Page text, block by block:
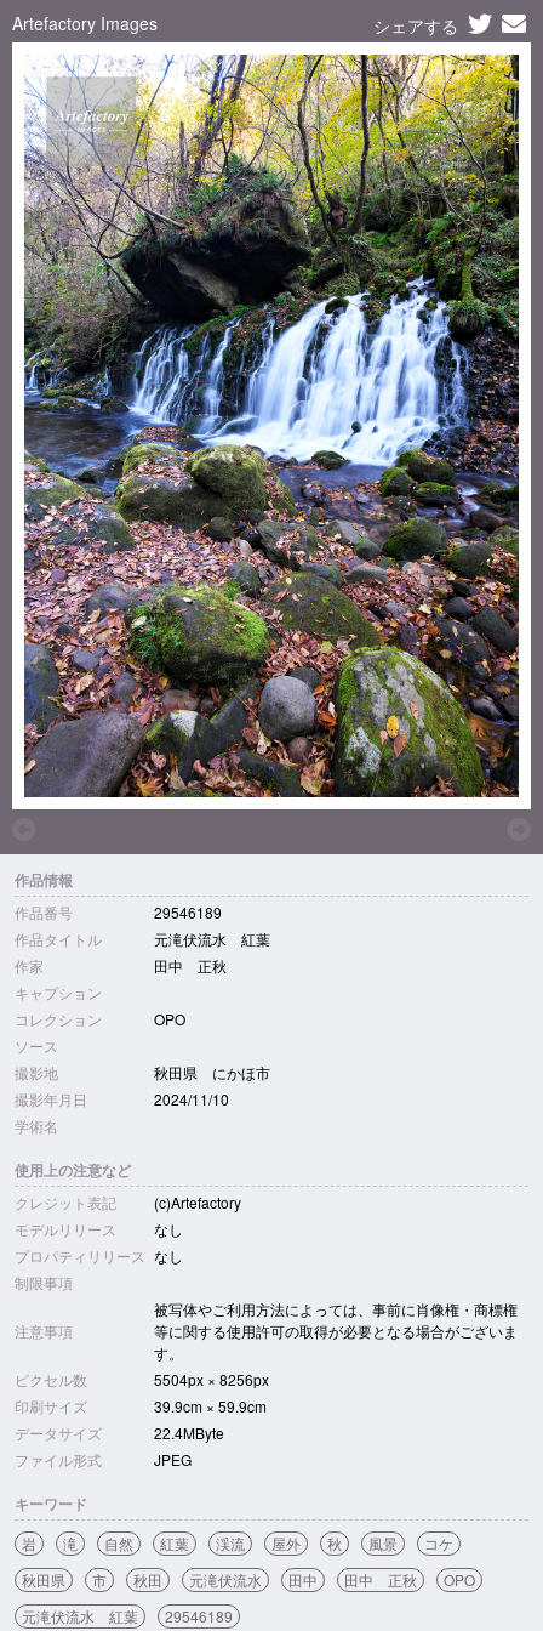
Artefactory Images シェアする
作品情報
作品番号
29546189
作品タイトル
元滝伏流水 紅葉
作家
田中 正秋
キャプション
コレクション
OPO
ソース
撮影地
秋田県 にかほ市
撮影年月日
2024/11/10
学術名
使用上の注意など
クレジット表記
(c)Artefactory
モデルリリース
なし
プロパティリリース なし
制限事項
注意事項
被写体やご利用方法によっては、事前に肖像権・商標権
等に関する使用許可の取得が必要となる場合がございま
す。
ピクセル数
5504px × 8256px
印刷サイズ
39.9cm × 59.9cm
データサイズ
22.4MByte
ファイル形式
JPEG
キーワード
岩 滝 自然 紅葉 渓流 屋外 秋 風景
コケ
秋田県
市 秋田 元滝伏流水 田中 田中 正秋
OPO
元滝伏流水 紅葉
29546189